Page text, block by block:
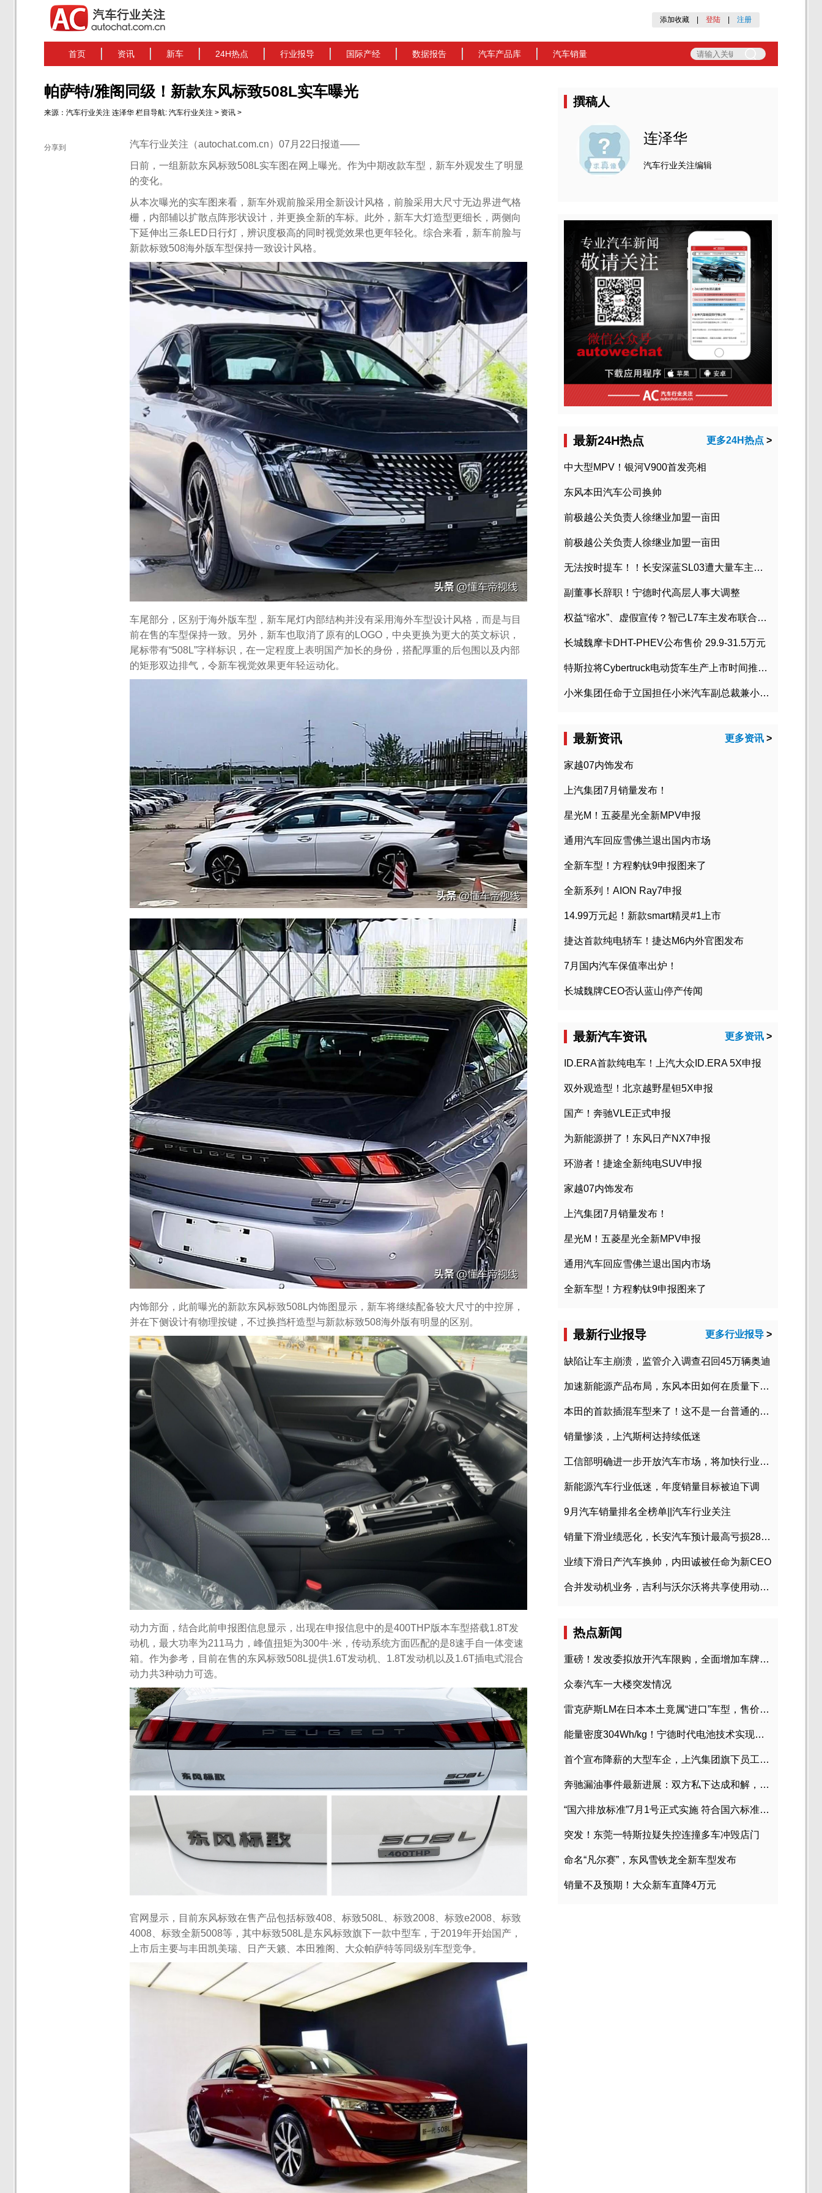
添加收藏 登陆 注册
首页 资讯 新车 24H热点 行业报导 国际产经 数据报告 汽车产品库 汽车销量
帕萨特/雅阁同级！新款东风标致508L实车曝光
来源： 汽车行业关注 连泽华 栏目导航: 汽车行业关注 > 资讯 >
分享到 汽车行业关注（autochat.com.cn）07月22日报道——
日前，一组新款东风标致508L实车图在网上曝光。作为中期改款车型，新车外观发生了明显
的变化。
从本次曝光的实车图来看，新车外观前脸采用全新设计风格，前脸采用大尺寸无边界进气格
栅，内部辅以扩散点阵形状设计，并更换全新的车标。此外，新车大灯造型更细长，两侧向
下延伸出三条LED日行灯，辨识度极高的同时视觉效果也更年轻化。综合来看，新车前脸与
新款标致508海外版车型保持一致设计风格。
车尾部分，区别于海外版车型，新车尾灯内部结构并没有采用海外车型设计风格，而是与目
前在售的车型保持一致。另外，新车也取消了原有的LOGO，中央更换为更大的英文标识，
尾标带有“508L”字样标识，在一定程度上表明国产加长的身份，搭配厚重的后包围以及内部
的矩形双边排气，令新车视觉效果更年轻运动化。
内饰部分，此前曝光的新款东风标致508L内饰图显示，新车将继续配备较大尺寸的中控屏，
并在下侧设计有物理按键，不过换挡杆造型与新款标致508海外版有明显的区别。
动力方面，结合此前申报图信息显示，出现在申报信息中的是400THP版本车型搭载1.8T发
动机，最大功率为211马力，峰值扭矩为300牛·米，传动系统方面匹配的是8速手自一体变速
箱。作为参考，目前在售的东风标致508L提供1.6T发动机、1.8T发动机以及1.6T插电式混合
动力共3种动力可选。
官网显示，目前东风标致在售产品包括标致408、标致508L、标致2008、标致e2008、标致
4008、标致全新5008等，其中标致508L是东风标致旗下一款中型车，于2019年开始国产，
上市后主要与丰田凯美瑞、日产天籁、本田雅阁、大众帕萨特等同级别车型竞争。
撰稿人
连泽华
汽车行业关注编辑
最新24H热点 更多24H热点 >
中大型MPV！银河V900首发亮相
东风本田汽车公司换帅
前极越公关负责人徐继业加盟一亩田
前极越公关负责人徐继业加盟一亩田
无法按时提车！！长安深蓝SL03遭大量车主投诉
副董事长辞职！宁德时代高层人事大调整
权益“缩水”、虚假宣传？智己L7车主发布联合维权声明
长城魏摩卡DHT-PHEV公布售价 29.9-31.5万元
特斯拉将Cybertruck电动货车生产上市时间推迟到2023年初
小米集团任命于立国担任小米汽车副总裁兼小米汽车北京总部政委
最新资讯 更多资讯 >
家越07内饰发布
上汽集团7月销量发布！
星光M！五菱星光全新MPV申报
通用汽车回应雪佛兰退出国内市场
全新车型！方程豹钛9申报图来了
全新系列！AION Ray7申报
14.99万元起！新款smart精灵#1上市
捷达首款纯电轿车！捷达M6内外官图发布
7月国内汽车保值率出炉！
长城魏牌CEO否认蓝山停产传闻
最新汽车资讯 更多资讯 >
ID.ERA首款纯电车！上汽大众ID.ERA 5X申报
双外观造型！北京越野星钽5X申报
国产！奔驰VLE正式申报
为新能源拼了！东风日产NX7申报
环游者！捷途全新纯电SUV申报
家越07内饰发布
上汽集团7月销量发布！
星光M！五菱星光全新MPV申报
通用汽车回应雪佛兰退出国内市场
全新车型！方程豹钛9申报图来了
最新行业报导 更多行业报导 >
缺陷让车主崩溃，监管介入调查召回45万辆奥迪
加速新能源产品布局，东风本田如何在质量下转型？
本田的首款插混车型来了！这不是一台普通的CR-V
销量惨淡，上汽斯柯达持续低迷
工信部明确进一步开放汽车市场，将加快行业兼并重组
新能源汽车行业低迷，年度销量目标被迫下调
9月汽车销量排名全榜单||汽车行业关注
销量下滑业绩恶化，长安汽车预计最高亏损28亿元
业绩下滑日产汽车换帅，内田诚被任命为新CEO
合并发动机业务，吉利与沃尔沃将共享使用动力总成
热点新闻
重磅！发改委拟放开汽车限购，全面增加车牌指标
众泰汽车一大楼突发情况
雷克萨斯LM在日本本土竟属“进口”车型，售价2580万日元
能量密度304Wh/kg！宁德时代电池技术实现突破
首个宣布降薪的大型车企，上汽集团旗下员工降薪文件曝光
奔驰漏油事件最新进展：双方私下达成和解，工商已介入调查
“国六排放标准”7月1号正式实施 符合国六标准车型目录一览
突发！东莞一特斯拉疑失控连撞多车冲毁店门
命名“凡尔赛”，东风雪铁龙全新车型发布
销量不及预期！大众新车直降4万元